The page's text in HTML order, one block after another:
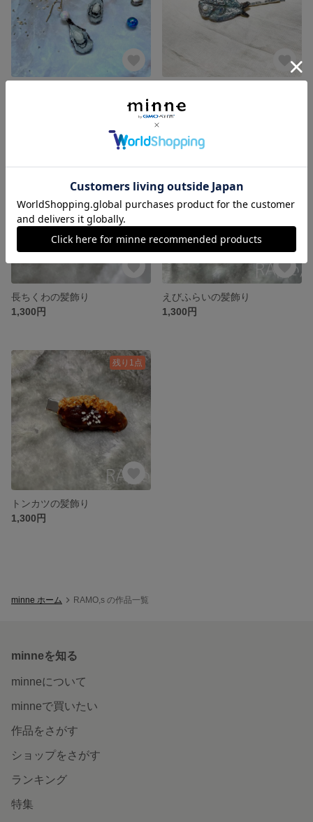
900円
長ちくわの髪飾り
1,300円
えびふらいの髪飾り
1,300円
残り1点
トンカツの髪飾り
1,300円
minne ホーム RAMO,s の作品一覧
minneを知る
minneについて
minneで買いたい
作品をさがす
ショップをさがす
ランキング
特集